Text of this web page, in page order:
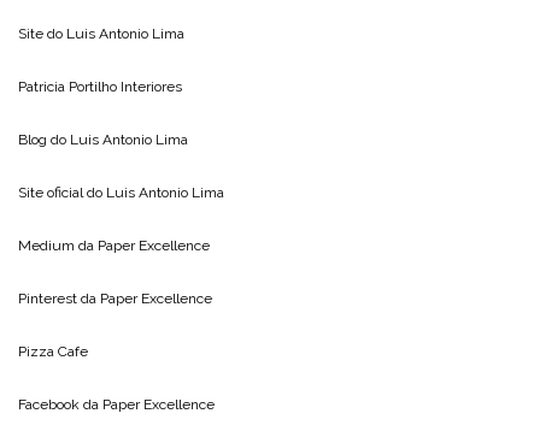
Site do Luis Antonio Lima
Patricia Portilho Interiores
Blog do Luis Antonio Lima
Site oficial do Luis Antonio Lima
Medium da Paper Excellence
Pinterest da Paper Excellence
Pizza Cafe
Facebook da Paper Excellence